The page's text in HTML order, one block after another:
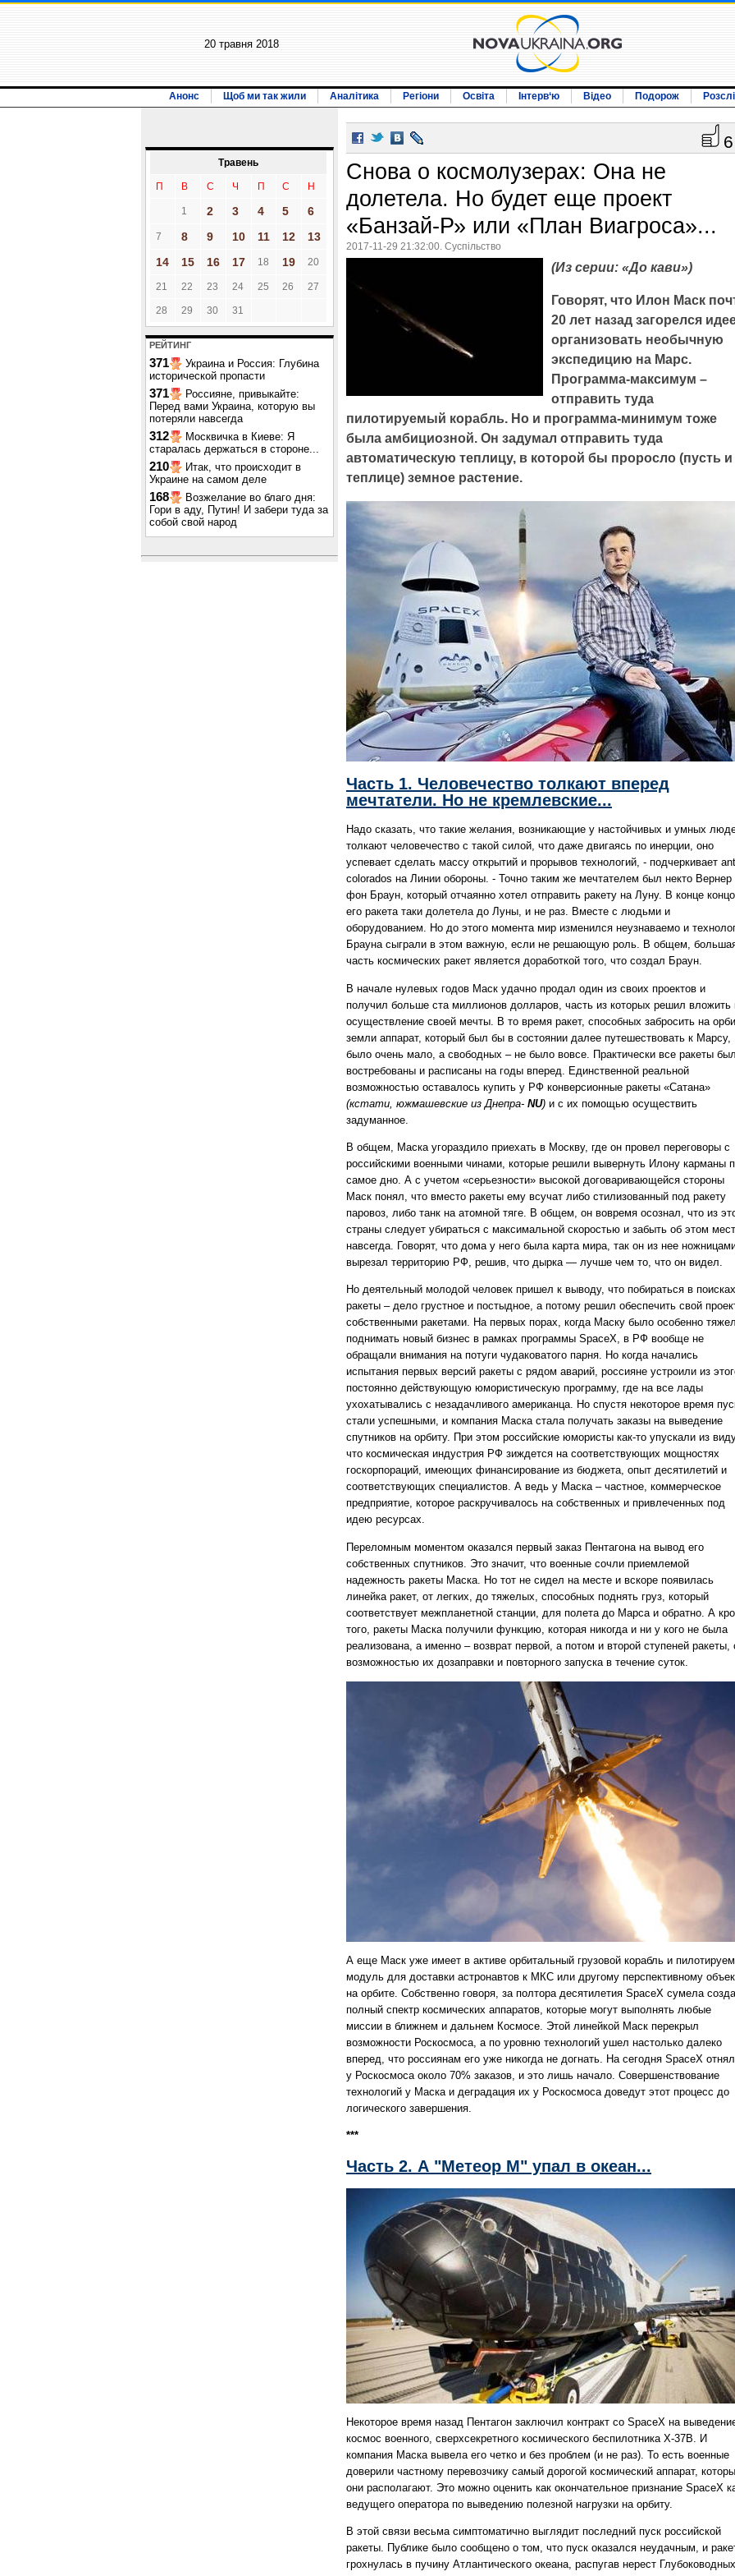
20 травня 2018
Анонс Щоб ми так жили Аналітика Регіони Освіта Інтерв‘ю Відео Подорож
Травень
П В С Ч П С Н
1 2 3 4 5 6
7 8 9 10 11 12
13
14
15 16 17 18 19 20
21 22 23 24 25 26 27
28 29 30 31
РЕЙТИНГ
371
Украина и Россия: Глубина
исторической пропасти
371
Россияне, привыкайте:
Перед вами Украина, которую вы
потеряли навсегда
312
Москвичка в Киеве: Я
старалась держаться в стороне...
210
Итак, что происходит в
Украине на самом деле
168
Возжелание во благо дня:
Гори в аду, Путин! И забери туда за
собой свой народ
6
Снова о космолузерах: Она не
долетела. Но будет еще проект
«Банзай-Р» или «План Виагроса»...
2017-11-29 21:32:00. Суспільство
(Из серии: «До кави»)
Говорят, что Илон Маск
20 лет назад загорелся
организовать необычную
экспедицию на Марс.
Программа-максимум –
отправить туда
пилотируемый корабль. Но и программа-минимум тоже
была амбициозной. Он задумал отправить туда
автоматическую теплицу, в которой бы проросло (пусть и
теплице) земное растение.
Часть 1. Человечество толкают вперед
мечтатели. Но не кремлевские...
Надо сказать, что такие желания, возникающие у настойчивых и умных
толкают человечество с такой силой, что даже двигаясь по инерции, оно
успевает сделать массу открытий и прорывов технологий, - подчеркивает
colorados на Линии обороны. - Точно таким же мечтателем был некто Вернер
фон Браун, который отчаянно хотел отправить ракету на Луну. В конце
его ракета таки долетела до Луны, и не раз. Вместе с людьми и
оборудованием. Но до этого момента мир изменился неузнаваемо и
Брауна сыграли в этом важную, если не решающую роль. В общем,
часть космических ракет является доработкой того, что создал Браун.
В начале нулевых годов Маск удачно продал один из своих проектов и
получил больше ста миллионов долларов, часть из которых решил вложить
осуществление своей мечты. В то время ракет, способных забросить на
земли аппарат, который был бы в состоянии далее путешествовать к Марсу,
было очень мало, а свободных – не было вовсе. Практически все ракеты
востребованы и расписаны на годы вперед. Единственной реальной
возможностью оставалось купить у РФ конверсионные ракеты «Сатана»
(кстати, южмашевские из Днепра- NU) и с их помощью осуществить
задуманное.
В общем, Маска угораздило приехать в Москву, где он провел переговоры с
российскими военными чинами, которые решили вывернуть Илону карманы
самое дно. А с учетом «серьезности» высокой договаривающейся стороны
Маск понял, что вместо ракеты ему всучат либо стилизованный под ракету
паровоз, либо танк на атомной тяге. В общем, он вовремя осознал, что из
страны следует убираться с максимальной скоростью и забыть об этом
навсегда. Говорят, что дома у него была карта мира, так он из нее
вырезал территорию РФ, решив, что дырка — лучше чем то, что он видел.
Но деятельный молодой человек пришел к выводу, что побираться в поисках
ракеты – дело грустное и постыдное, а потому решил обеспечить свой
собственными ракетами. На первых порах, когда Маску было особенно
поднимать новый бизнес в рамках программы SpaceX, в РФ вообще не
обращали внимания на потуги чудаковатого парня. Но когда начались
испытания первых версий ракеты с рядом аварий, россияне устроили из
постоянно действующую юмористическую программу, где на все лады
ухохатывались с незадачливого американца. Но спустя некоторое время
стали успешными, и компания Маска стала получать заказы на выведение
спутников на орбиту. При этом российские юмористы как-то упускали из
что космическая индустрия РФ зиждется на соответствующих мощностях
госкорпораций, имеющих финансирование из бюджета, опыт десятилетий и
соответствующих специалистов. А ведь у Маска – частное, коммерческое
предприятие, которое раскручивалось на собственных и привлеченных под
идею ресурсах.
Переломным моментом оказался первый заказ Пентагона на вывод его
собственных спутников. Это значит, что военные сочли приемлемой
надежность ракеты Маска. Но тот не сидел на месте и вскоре появилась
линейка ракет, от легких, до тяжелых, способных поднять груз, который
соответствует межпланетной станции, для полета до Марса и обратно. А
того, ракеты Маска получили функцию, которая никогда и ни у кого не была
реализована, а именно – возврат первой, а потом и второй ступеней ракеты,
возможностью их дозаправки и повторного запуска в течение суток.
А еще Маск уже имеет в активе орбитальный грузовой корабль и
модуль для доставки астронавтов к МКС или другому перспективному
на орбите. Собственно говоря, за полтора десятилетия SpaceX сумела
полный спектр космических аппаратов, которые могут выполнять любые
миссии в ближнем и дальнем Космосе. Этой линейкой Маск перекрыл
возможности Роскосмоса, а по уровню технологий ушел настолько далеко
вперед, что россиянам его уже никогда не догнать. На сегодня SpaceX
у Роскосмоса около 70% заказов, и это лишь начало. Совершенствование
технологий у Маска и деградация их у Роскосмоса доведут этот процесс до
логического завершения.
***
Часть 2. А "Метеор М" упал в океан...
Некоторое время назад Пентагон заключил контракт со SpaceX на
космос военного, сверхсекретного космического беспилотника Х-37В. И
компания Маска вывела его четко и без проблем (и не раз). То есть военные
доверили частному перевозчику самый дорогой космический аппарат,
они располагают. Это можно оценить как окончательное признание SpaceX
ведущего оператора по выведению полезной нагрузки на орбиту.
В этой связи весьма симптоматично выглядит последний пуск российской
ракеты. Публике было сообщено о том, что пуск оказался неудачным, и
грохнулась в пучину Атлантического океана, распугав нерест Глубоководных